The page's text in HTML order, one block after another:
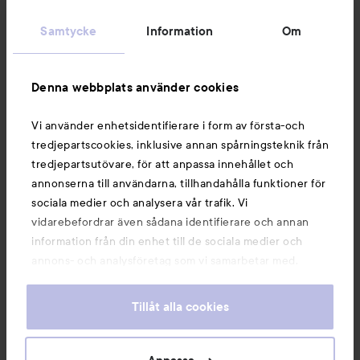
Samtycke Information Om
Denna webbplats använder cookies
Vi använder enhetsidentifierare i form av första-och
tredjepartscookies, inklusive annan spårningsteknik från
tredjepartsutövare, för att anpassa innehållet och
annonserna till användarna, tillhandahålla funktioner för
sociala medier och analysera vår trafik. Vi
vidarebefordrar även sådana identifierare och annan
information från din enhet till de sociala medier och
annons- och analysföretag som vi samarbetar med.
information som du har tillhandahållit eller som de har
våra cookies vid fortsatt användande av vår webbplats.
För information om hur du kan ändra inställningarna för
Tillåt alla cookies
Du kanske också gillar